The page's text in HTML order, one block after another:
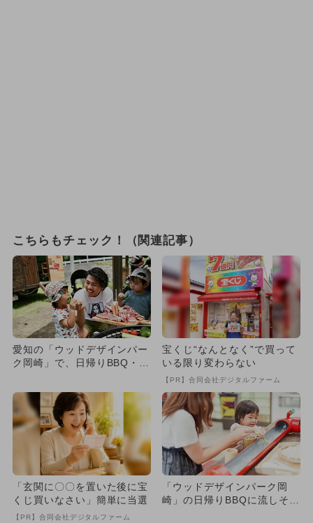
こちらもチェック！（関連記事）
愛知の「ウッドデザインパー
ク岡崎」で、日帰りBBQ・グ
も...
宝くじ“なんとなく”で買って
いる限り変わらない
【PR】合同会社デジタルファーム
「玄関に〇〇を置いた後に宝
くじ買いなさい」簡単に当選
【PR】合同会社デジタルファーム
「ウッドデザインパーク岡
崎」の日帰りBBQに流しそう